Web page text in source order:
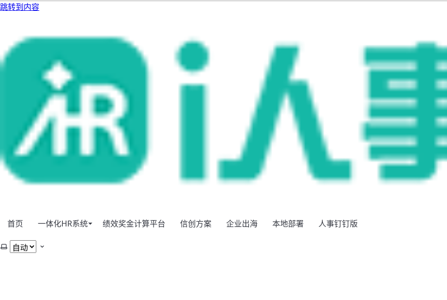
跳转到内容
首页 一体化HR系统 绩效奖金计算平台 信创方案 企业出海 本地部署 人事钉钉版
选择主题